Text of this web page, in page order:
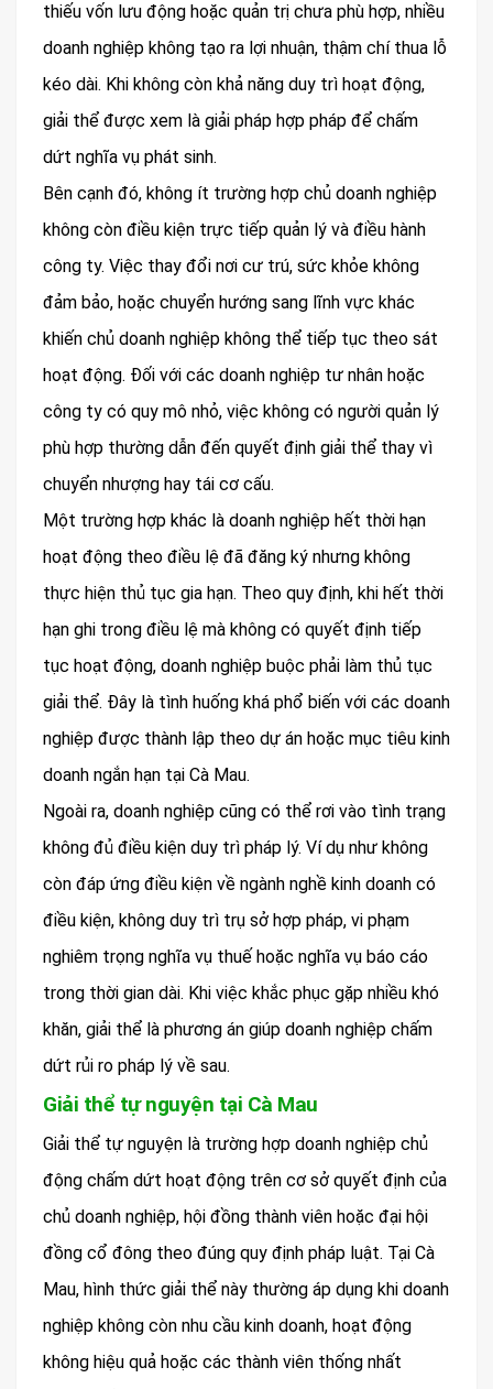
thiếu vốn lưu động hoặc quản trị chưa phù hợp, nhiều
doanh nghiệp không tạo ra lợi nhuận, thậm chí thua lỗ
kéo dài. Khi không còn khả năng duy trì hoạt động,
giải thể được xem là giải pháp hợp pháp để chấm
dứt nghĩa vụ phát sinh.
Bên cạnh đó, không ít trường hợp chủ doanh nghiệp
không còn điều kiện trực tiếp quản lý và điều hành
công ty. Việc thay đổi nơi cư trú, sức khỏe không
đảm bảo, hoặc chuyển hướng sang lĩnh vực khác
khiến chủ doanh nghiệp không thể tiếp tục theo sát
hoạt động. Đối với các doanh nghiệp tư nhân hoặc
công ty có quy mô nhỏ, việc không có người quản lý
phù hợp thường dẫn đến quyết định giải thể thay vì
chuyển nhượng hay tái cơ cấu.
Một trường hợp khác là doanh nghiệp hết thời hạn
hoạt động theo điều lệ đã đăng ký nhưng không
thực hiện thủ tục gia hạn. Theo quy định, khi hết thời
hạn ghi trong điều lệ mà không có quyết định tiếp
tục hoạt động, doanh nghiệp buộc phải làm thủ tục
giải thể. Đây là tình huống khá phổ biến với các doanh
nghiệp được thành lập theo dự án hoặc mục tiêu kinh
doanh ngắn hạn tại Cà Mau.
Ngoài ra, doanh nghiệp cũng có thể rơi vào tình trạng
không đủ điều kiện duy trì pháp lý. Ví dụ như không
còn đáp ứng điều kiện về ngành nghề kinh doanh có
điều kiện, không duy trì trụ sở hợp pháp, vi phạm
nghiêm trọng nghĩa vụ thuế hoặc nghĩa vụ báo cáo
trong thời gian dài. Khi việc khắc phục gặp nhiều khó
khăn, giải thể là phương án giúp doanh nghiệp chấm
dứt rủi ro pháp lý về sau.
Giải thể tự nguyện tại Cà Mau
Giải thể tự nguyện là trường hợp doanh nghiệp chủ
động chấm dứt hoạt động trên cơ sở quyết định của
chủ doanh nghiệp, hội đồng thành viên hoặc đại hội
đồng cổ đông theo đúng quy định pháp luật. Tại Cà
Mau, hình thức giải thể này thường áp dụng khi doanh
nghiệp không còn nhu cầu kinh doanh, hoạt động
không hiệu quả hoặc các thành viên thống nhất